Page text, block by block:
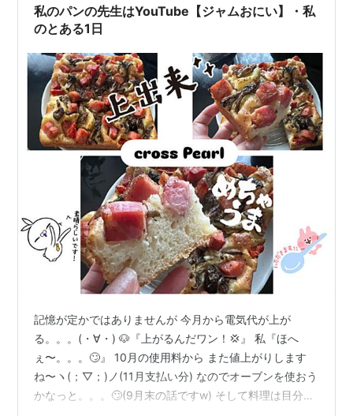
私のパンの先生はYouTube【ジャムおにい】・私
のとある1日
記憶が定かではありませんが 今月から電気代が上が
る。。。(・∀・) 🐶『上がるんだワン！💢』 私『ほへ
ぇ〜。。。🙄』 10月の使用料から また値上がりします
ね〜ヽ(；▽；)ノ(11月支払い分) なのでオーブンを使おう
かなっと。。。🙄(9月末の話ですw) そして料理は目分